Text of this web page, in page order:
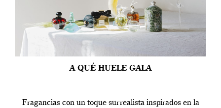
A QUÉ HUELE GALA
Fragancias con un toque surrealista inspirados en la